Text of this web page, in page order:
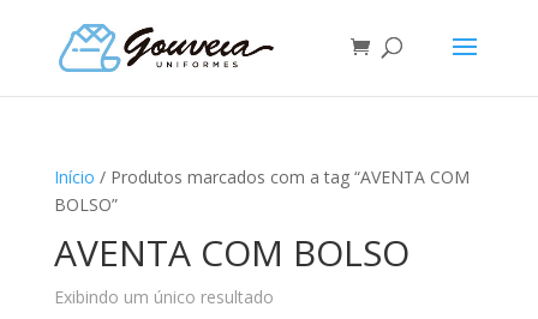
Início / Produtos marcados com a tag “AVENTA COM
BOLSO”
AVENTA COM BOLSO
Exibindo um único resultado